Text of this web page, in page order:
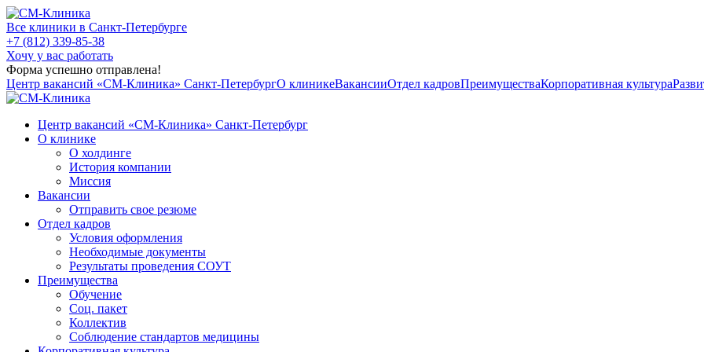
Все клиники в Санкт-Петербурге
+7 (812) 339-85-38
Хочу у вас работать
Форма успешно отправлена!
Центр вакансий «СМ‑Клиника» Санкт-ПетербургО клиникеВакансииОтдел кадровПреимуществаКорпоративная культура
Центр вакансий «СМ‑Клиника» Санкт-Петербург
О клинике
О холдинге
История компании
Миссия
Вакансии
Отправить свое резюме
Отдел кадров
Условия оформления
Необходимые документы
Результаты проведения СОУТ
Преимущества
Обучение
Соц. пакет
Коллектив
Соблюдение стандартов медицины